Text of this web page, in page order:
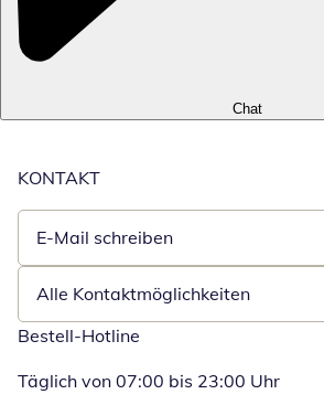
Chat
KONTAKT
E-Mail schreiben
Öffnet E-Mail-Client
Alle Kontaktmöglichkeiten
Bestell-Hotline
Täglich von 07:00 bis 23:00 Uhr